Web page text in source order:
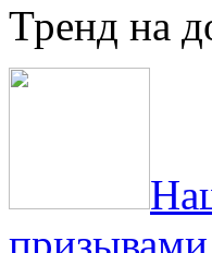
Тренд на